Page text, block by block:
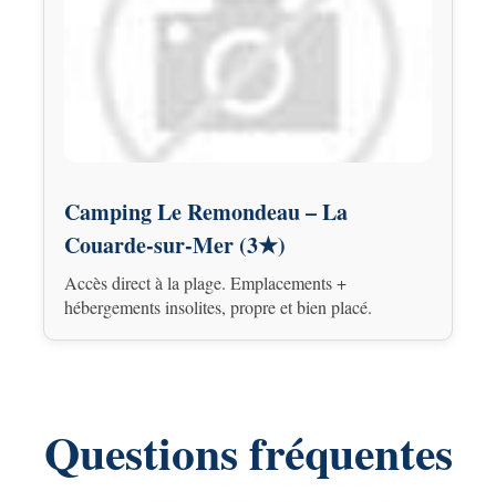
Camping Le Remondeau – La
Couarde-sur-Mer (3★)
Accès direct à la plage. Emplacements +
hébergements insolites, propre et bien placé.
Questions fréquentes